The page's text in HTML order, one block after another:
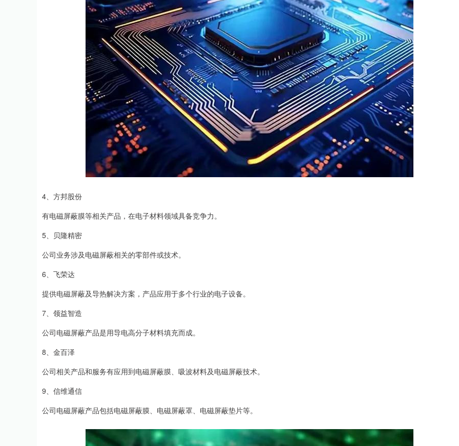
4、方邦股份
有电磁屏蔽膜等相关产品，在电子材料领域具备竞争力。
5、贝隆精密
公司业务涉及电磁屏蔽相关的零部件或技术。
6、飞荣达
提供电磁屏蔽及导热解决方案，产品应用于多个行业的电子设备。
7、领益智造
公司电磁屏蔽产品是用导电高分子材料填充而成。
8、金百泽
公司相关产品和服务有应用到电磁屏蔽膜、吸波材料及电磁屏蔽技术。
9、信维通信
公司电磁屏蔽产品包括电磁屏蔽膜、电磁屏蔽罩、电磁屏蔽垫片等。